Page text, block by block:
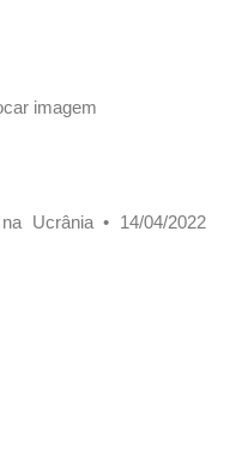
imagem
Ucrânia • 14/04/2022